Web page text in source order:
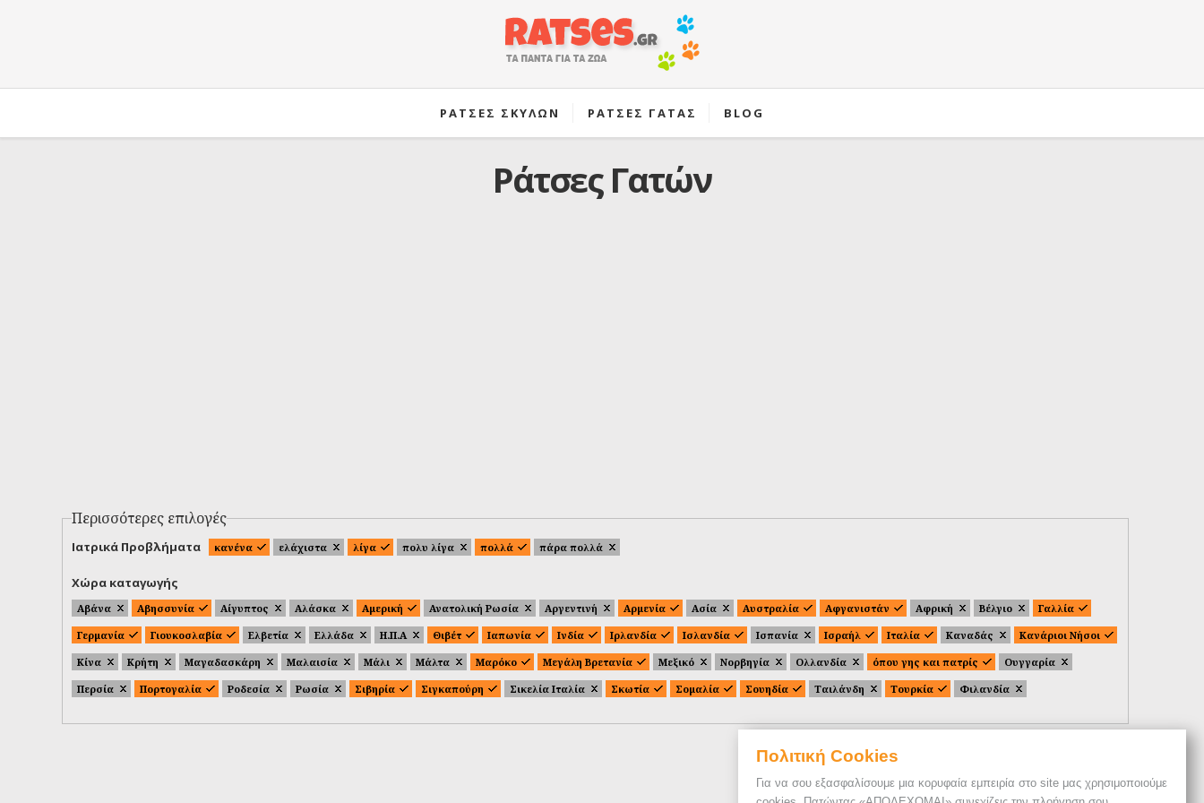
Πολιτική Cookies
Για να σου εξασφαλίσουμε μια κορυφαία εμπειρία στο site μας χρησιμοποιούμε
ΡΑΤΣΕΣ ΣΚΥΛΩΝ ΡΑΤΣΕΣ ΓΑΤΑΣ BLOG
Ράτσες Γατών
Περισσότερες επιλογές
Ιατρικά Προβλήματα κανένα ελάχιστα λίγα πολυ λίγα πολλά πάρα πολλά
Χώρα καταγωγής
Αβάνα Αβησσυνία Αίγυπτος Αλάσκα Αμερική Ανατολική Ρωσία Αργεντινή Αρμενία Ασία Αυστραλία Αφγανιστάν Αφρική Βέλγιο
Γαλλία
Γερμανία
Γιουκοσλαβία Ελβετία Ελλάδα Η.Π.Α Θιβέτ Ιαπωνία Ινδία Ιρλανδία Ισλανδία Ισπανία Ισραήλ Ιταλία Καναδάς
Κανάριοι Νήσοι
Κίνα
Κρήτη Μαγαδασκάρη Μαλαισία Μάλι Μάλτα Μαρόκο Μεγάλη Βρετανία Μεξικό Νορβηγία Ολλανδία όπου γης και πατρίς
Ουγγαρία
Περσία
Πορτογαλία Ροδεσία Ρωσία Σιβηρία Σιγκαπούρη Σικελία Ιταλία Σκωτία Σομαλία Σουηδία Ταιλάνδη Τουρκία Φιλανδία